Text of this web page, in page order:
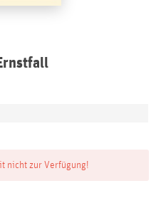
nicht zur Verfügung!